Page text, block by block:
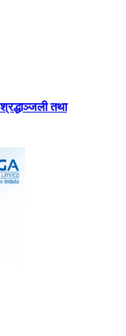
श्रद्धाञ्जली तथा